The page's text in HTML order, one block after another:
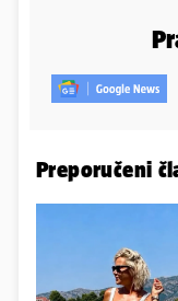
Preporučeni